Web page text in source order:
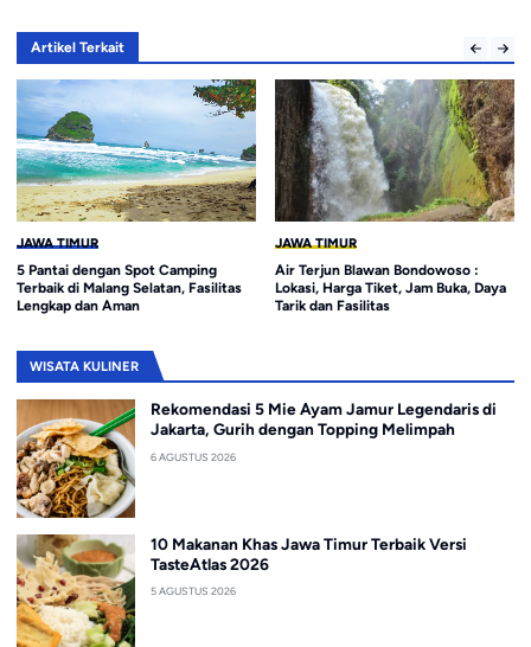
Artikel Terkait
JAWA TIMUR
5 Pantai dengan Spot Camping
Terbaik di Malang Selatan, Fasilitas
Lengkap dan Aman
JAWA TIMUR
Air Terjun Blawan Bondowoso :
Lokasi, Harga Tiket, Jam Buka, Daya
Tarik dan Fasilitas
WISATA KULINER
Rekomendasi 5 Mie Ayam Jamur Legendaris di
Jakarta, Gurih dengan Topping Melimpah
6 AGUSTUS 2026
10 Makanan Khas Jawa Timur Terbaik Versi
TasteAtlas 2026
5 AGUSTUS 2026